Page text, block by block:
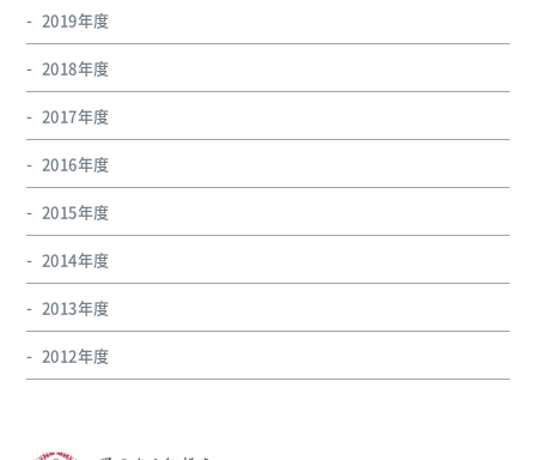
2019年度
2018年度
2017年度
2016年度
2015年度
2014年度
2013年度
2012年度